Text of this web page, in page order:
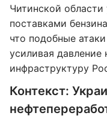
Читинской
поставками
что подобные
усиливая
инфраструктуру
Контекст: